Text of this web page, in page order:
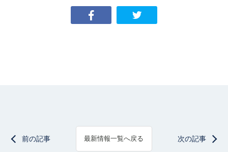
前の記事 最新情報一覧へ戻る 次の記事